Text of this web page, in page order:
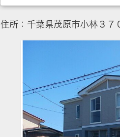
住所：千葉県茂原市小林３７